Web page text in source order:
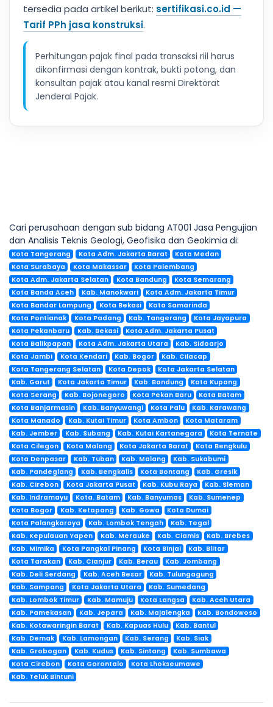
tersedia pada artikel berikut: sertifikasi.co.id —
Tarif PPh jasa konstruksi.
Perhitungan pajak final pada transaksi riil harus
dikonfirmasi dengan kontrak, bukti potong, dan
konsultan pajak atau kanal resmi Direktorat
Jenderal Pajak.
Cari perusahaan dengan sub bidang AT001 Jasa Pengujian
dan Analisis Teknis Geologi, Geofisika dan Geokimia di:
Kota Tangerang Kota Adm. Jakarta Barat
Kota Medan
Kota Surabaya
Kota Makassar
Kota Palembang
Kota Adm. Jakarta Selatan
Kota Bandung
Kota Semarang
Kota Banda Aceh
Kab. Manokwari
Kota Adm. Jakarta Timur
Kota Bandar Lampung
Kota Bekasi
Kota Samarinda
Kota Pontianak
Kota Padang Kab. Tangerang
Kota Jayapura
Kota Pekanbaru
Kab. Bekasi
Kota Adm. Jakarta Pusat
Kota Balikpapan
Kota Adm. Jakarta Utara
Kab. Sidoarjo
Kota Jambi
Kota Kendari Kab. Bogor
Kab. Cilacap
Kota Tangerang Selatan
Kota Depok
Kota Jakarta Selatan
Kab. Garut
Kota Jakarta Timur Kab. Bandung
Kota Kupang
Kota Serang
Kab. Bojonegoro Kota Pekan Baru
Kota Batam
Kota Banjarmasin
Kab. Banyuwangi Kota Palu
Kab. Karawang
Kota Manado
Kab. Kutai Timur Kota Ambon
Kota Mataram
Kab. Jember
Kab. Subang Kab. Kutai Kartanegara
Kota Ternate
Kota Cilegon
Kota Malang Kota Jakarta Barat
Kota Bengkulu
Kota Denpasar
Kab. Tuban Kab. Malang
Kab. Sukabumi
Kab. Pandeglang
Kab. Bengkalis Kota Bontang
Kab. Gresik
Kab. Cirebon
Kota Jakarta Pusat Kab. Kubu Raya
Kab. Sleman
Kab. Indramayu
Kota. Batam Kab. Banyumas
Kab. Sumenep
Kota Bogor
Kab. Ketapang Kab. Gowa
Kota Dumai
Kota Palangkaraya
Kab. Lombok Tengah
Kab. Tegal
Kab. Kepulauan Yapen
Kab. Merauke Kab. Ciamis
Kab. Brebes
Kab. Mimika
Kota Pangkal Pinang Kota Binjai
Kab. Blitar
Kota Tarakan
Kab. Cianjur Kab. Berau
Kab. Jombang
Kab. Deli Serdang
Kab. Aceh Besar
Kab. Tulungagung
Kab. Sampang
Kota Jakarta Utara
Kab. Sumedang
Kab. Lombok Timur
Kab. Mamuju Kota Langsa
Kab. Aceh Utara
Kab. Pamekasan
Kab. Jepara Kab. Majalengka
Kab. Bondowoso
Kab. Kotawaringin Barat
Kab. Kapuas Hulu
Kab. Bantul
Kab. Demak
Kab. Lamongan Kab. Serang
Kab. Siak
Kab. Grobogan
Kab. Kudus Kab. Sintang
Kab. Sumbawa
Kota Cirebon
Kota Gorontalo
Kota Lhokseumawe
Kab. Teluk Bintuni